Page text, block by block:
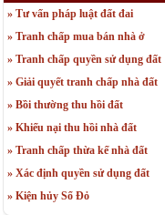
» Tư vấn pháp luật đất đai
» Tranh chấp mua bán nhà ở
» Tranh chấp quyền sử dụng đất
» Giải quyết tranh chấp nhà đất
» Bồi thường thu hồi đất
» Khiếu nại thu hồi nhà đất
» Tranh chấp thừa kế nhà đất
» Xác định quyền sử dụng đất
» Kiện hủy Sổ Đỏ